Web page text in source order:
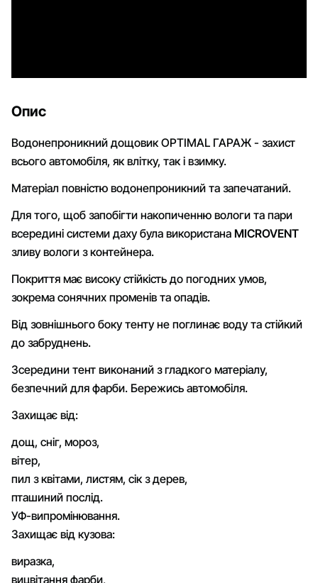
Опис
Водонепроникний дощовик OPTIMAL ГАРАЖ - захист
всього автомобіля, як влітку, так і взимку.
Матеріал повністю водонепроникний та запечатаний.
Для того, щоб запобігти накопиченню вологи та пари
всередині системи даху була використана MICROVENT
зливу вологи з контейнера.
Покриття має високу стійкість до погодних умов,
зокрема сонячних променів та опадів.
Від зовнішнього боку тенту не поглинає воду та стійкий
до забруднень.
Зсередини тент виконаний з гладкого матеріалу,
безпечний для фарби. Бережись автомобіля.
Захищає від:
дощ, сніг, мороз,
вітер,
пил з квітами, листям, сік з дерев,
пташиний послід.
УФ-випромінювання.
Захищає від кузова:
виразка,
вицвітання фарби,